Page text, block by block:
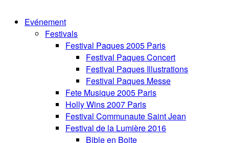
Evénement
Festivals
Festival Paques 2005 Paris
Festival Paques Concert
Festival Paques Illustrations
Festival Paques Messe
Fete Musique 2005 Paris
Holly Wins 2007 Paris
Festival Communaute Saint Jean
Festival de la Lumière 2016
Bible en Boite